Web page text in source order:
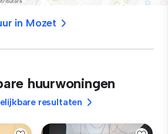
in Mozet
huurwoningen
resultaten